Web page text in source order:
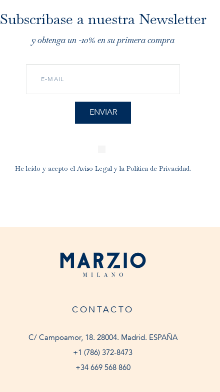
Subscríbase a nuestra Newsletter
y obtenga un -10% en su primera compra
He leído y acepto el Aviso Legal y la Política de Privacidad.
CONTACTO
C/ Campoamor, 18. 28004. Madrid. ESPAÑA
+1 (786) 372-8473
+34 669 568 860